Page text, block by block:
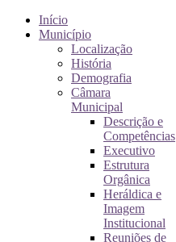
Início
Município
Localização
História
Demografia
Câmara
Municipal
Descrição e
Competências
Executivo
Estrutura
Orgânica
Heráldica e
Imagem
Institucional
Reuniões de